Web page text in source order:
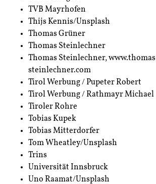
TVB Mayrhofen
Thijs Kennis/Unsplash
Thomas Grüner
Thomas Steinlechner
Thomas Steinlechner,
steinlechner.com
Tirol Werbung / Pupeter Robert
Tirol Werbung / Rathmayr Michael
Tiroler Rohre
Tobias Kupek
Tobias Mitterdorfer
Tom Wheatley/Unsplash
Trins
Universität Innsbruck
Uno Raamat/Unsplash